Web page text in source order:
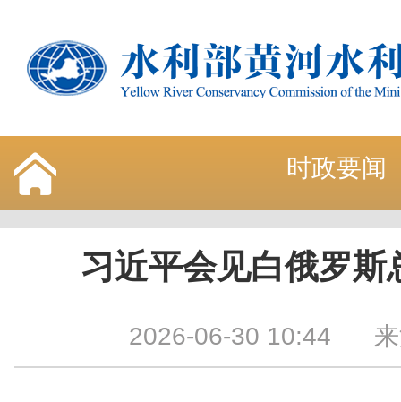
时政要闻
习近平会见白俄罗斯
2026-06-30 10:44 来